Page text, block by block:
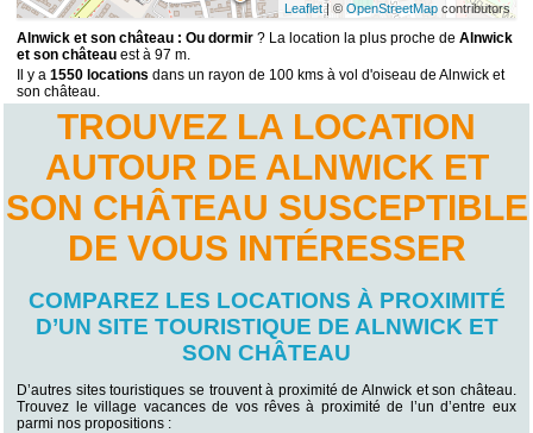
Leaflet| © OpenStreetMapcontributors
Alnwick et son château : Ou dormir ? La location la plus proche deAlnwick
et son château est à 97 m.
Il y a1550 locations dans un rayon de 100 kms à vol d'oiseau de Alnwick et
son château.
TROUVEZ LA LOCATION
AUTOUR DE ALNWICK ET
SON CHÂTEAU SUSCEPTIBLE
DE VOUS INTÉRESSER
COMPAREZ LES LOCATIONS À PROXIMITÉ
D’UN SITE TOURISTIQUE DE ALNWICK ET
SON CHÂTEAU
D’autres sites touristiques se trouvent à proximité de Alnwick et son château.
Trouvez le village vacances de vos rêves à proximité de l’un d’entre eux
parmi nos propositions :